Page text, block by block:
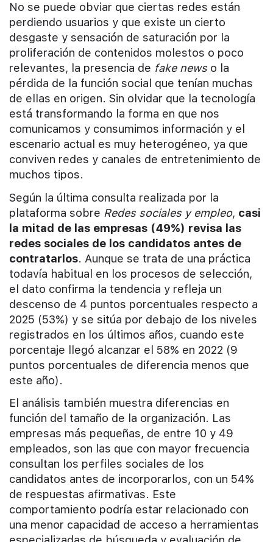
No se puede obviar que ciertas redes están
perdiendo usuarios y que existe un cierto
desgaste y sensación de saturación por la
proliferación de contenidos molestos o poco
relevantes, la presencia de fake newso la
pérdida de la función social que tenían muchas
de ellas en origen. Sin olvidar que la tecnología
está transformando la forma en que nos
comunicamos y consumimos información y el
escenario actual es muy heterogéneo, ya que
conviven redes y canales de entretenimiento de
muchos tipos.
Según la última consulta realizada por la
plataforma sobre Redes sociales y empleo, casi
la mitad de las empresas (49%) revisa las
redes sociales de los candidatos antes de
contratarlos. Aunque se trata de una práctica
todavía habitual en los procesos de selección,
el dato confirma la tendencia y refleja un
descenso de 4 puntos porcentuales respecto a
2025 (53%) y se sitúa por debajo de los niveles
registrados en los últimos años, cuando este
porcentaje llegó alcanzar el 58% en 2022 (9
puntos porcentuales de diferencia menos que
este año).
El análisis también muestra diferencias en
función del tamaño de la organización. Las
empresas más pequeñas, de entre 10 y 49
empleados, son las que con mayor frecuencia
consultan los perfiles sociales de los
candidatos antes de incorporarlos, con un 54%
de respuestas afirmativas. Este
comportamiento podría estar relacionado con
una menor capacidad de acceso a herramientas